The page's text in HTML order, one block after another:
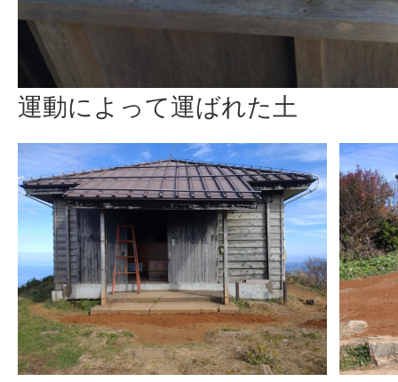
運動によって運ばれた土